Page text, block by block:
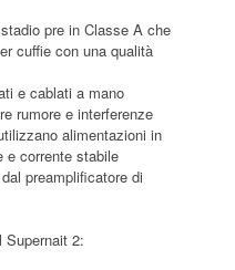
pre in Classe A che
cuffie con una qualità
e cablati a mano
rumore e interferenze
alimentazioni in
e corrente stabile
preamplificatore di
Supernait 2: